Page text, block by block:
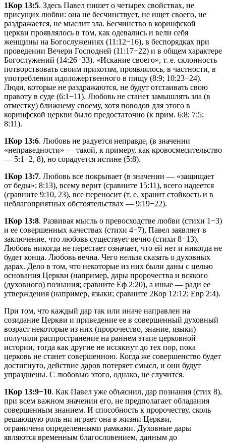
1Кор 13:5. Здесь Павел пишет о четырех свойствах, не
присущих любви: она не бесчинствует, не ищет своего, не
раздражается, не мыслит зла. Бесчинство в коринфской
церкви проявлялось в том, как одевались и вели себя
женщины на Богослужениях (11:12−16), в беспорядках при
проведении Вечери Господней (11:17−22) и в общем характере
Богослужений (14:26−33). «Искание своего», т. е. склонность
потворствовать своим прихотям, проявлялось, в частности, в
употреблении идоложертвенного в пищу (8:9; 10:23−24).
Люди, которые не раздражаются, не будут отстаивать свою
правоту в суде (6:1−11). Любовь не станет замышлять зла (в
отместку) ближнему своему, хотя поводов для этого в
коринфской церкви было предостаточно (к прим. 6:8; 7:5;
8:11).
1Кор 13:6. Любовь не радуется неправде, (в значении
«неправедности» — такой, к примеру, как кровосмесительство
— 5:1−2, 8), но сорадуется истине (5:8).
1Кор 13:7. Любовь все покрывает (в значении — «защищает
от беды»; 8:13), всему верит (сравните 15:11), всего надеется
(сравните 9:10, 23), все переносит (т. е. хранит стойкость и в
неблагоприятных обстоятельствах — 9:19−22).
1Кор 13:8. Развивая мысль о превосходстве любви (стихи 1−3)
и ее совершенных качествах (стихи 4−7), Павел заявляет в
заключение, что любовь существует вечно (стихи 8−13).
Любовь никогда не перестает означает, что ей нет и никогда не
будет конца. Любовь вечна. Чего нельзя сказать о духовных
дарах. Дело в том, что некоторые из них были даны с целью
основания Церкви (например, дары пророчества и всякого
(духовного) познания; сравните Еф 2:20), а иные — ради ее
утверждения (например, языки; сравните 2Кор 12:12; Евр 2:4).
При том, что каждый дар так или иначе направлен на
созидание Церкви и приведение ее в совершенный духовный
возраст некоторые из них (пророчество, знание, языки)
получили распространение на раннем этапе церковной
истории, тогда как другие не иссякнут до тех пор, пока
церковь не станет совершенною. Когда же совершенство будет
достигнуто, действие даров потеряет смысл, и они будут
упразднены. С любовью этого, однако, не случится.
1Кор 13:9−10. Как Павел уже объяснил, дар познания (стих 8),
при всем важном значении его, не предполагает обладания
совершенным знанием. И способность к пророчеству, сколь
решающую роль ни играет она в жизни Церкви, —
ограничена определенными рамками. Духовные дары
являются временным благословением, данным до